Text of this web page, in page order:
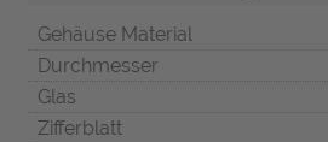
Gehäuse Material
Durchmesser
Glas
Zifferblatt